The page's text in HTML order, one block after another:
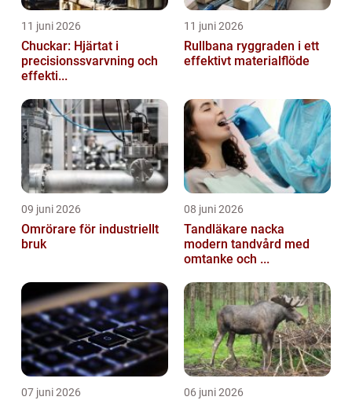
11 juni 2026
Chuckar: Hjärtat i
precisionssvarvning och
effekti...
11 juni 2026
Rullbana ryggraden i ett
effektivt materialflöde
09 juni 2026
Omrörare för industriellt
bruk
08 juni 2026
Tandläkare nacka
modern tandvård med
omtanke och ...
07 juni 2026 06 juni 2026